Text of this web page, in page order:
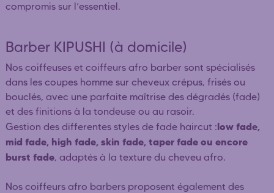
compromis sur l’essentiel.
Barber KIPUSHI (à domicile)
Nos coiffeuses et coiffeurs afro barber sont spécialisés
dans les coupes homme sur cheveux crépus, frisés ou
bouclés, avec une parfaite maîtrise des dégradés (fade)
et des finitions à la tondeuse ou au rasoir.
Gestion des differentes styles de fade haircut :low fade,
mid fade, high fade, skin fade, taper fade ou encore
burst fade, adaptés à la texture du cheveu afro.
Nos coiffeurs afro barbers proposent également des